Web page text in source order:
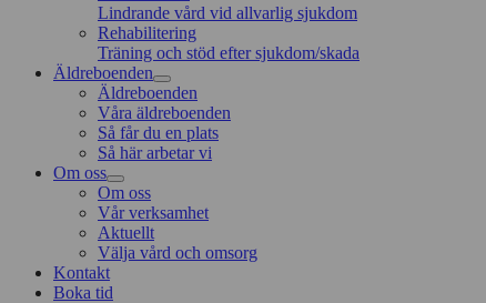
Lindrande vård vid allvarlig sjukdom
Rehabilitering
Träning och stöd efter sjukdom/skada
Äldreboenden
Äldreboenden
Våra äldreboenden
Så får du en plats
Så här arbetar vi
Om oss
Om oss
Vår verksamhet
Aktuellt
Välja vård och omsorg
Kontakt
Boka tid